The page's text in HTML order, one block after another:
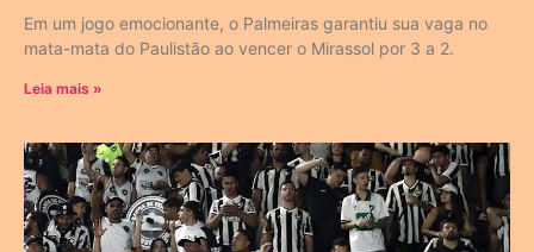
Em um jogo emocionante, o Palmeiras garantiu sua vaga no
mata-mata do Paulistão ao vencer o Mirassol por 3 a 2.
Leia mais »